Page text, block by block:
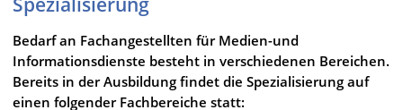
Bedarf an Fachangestellten für Medien-und
Informationsdienste besteht in verschiedenen Bereichen.
Bereits in der Ausbildung findet die Spezialisierung auf
einen folgender Fachbereiche statt: